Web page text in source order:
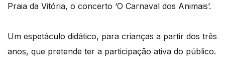
Praia da Vitória, o concerto ‘O Carnaval dos Animais’.
Um espetáculo didático, para crianças a partir dos três
anos, que pretende ter a participação ativa do público.